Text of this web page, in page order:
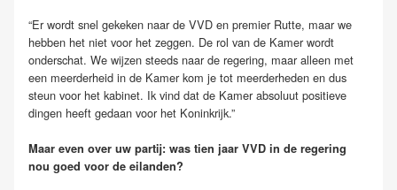
“Er wordt snel gekeken naar de VVD en premier Rutte, maar we
hebben het niet voor het zeggen. De rol van de Kamer wordt
onderschat. We wijzen steeds naar de regering, maar alleen met
een meerderheid in de Kamer kom je tot meerderheden en dus
steun voor het kabinet. Ik vind dat de Kamer absoluut positieve
dingen heeft gedaan voor het Koninkrijk.”
Maar even over uw partij: was tien jaar VVD in de regering
nou goed voor de eilanden?